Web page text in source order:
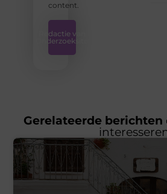
content.
Redactie van
Onderzoeksite
Gerelateerde berichten